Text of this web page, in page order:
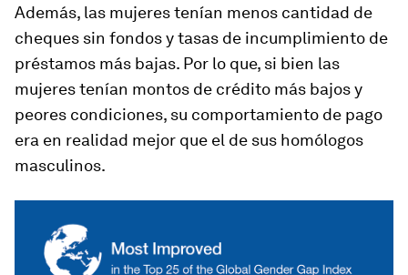
Además, las mujeres tenían menos cantidad de
cheques sin fondos y tasas de incumplimiento de
préstamos más bajas. Por lo que, si bien las
mujeres tenían montos de crédito más bajos y
peores condiciones, su comportamiento de pago
era en realidad mejor que el de sus homólogos
masculinos.